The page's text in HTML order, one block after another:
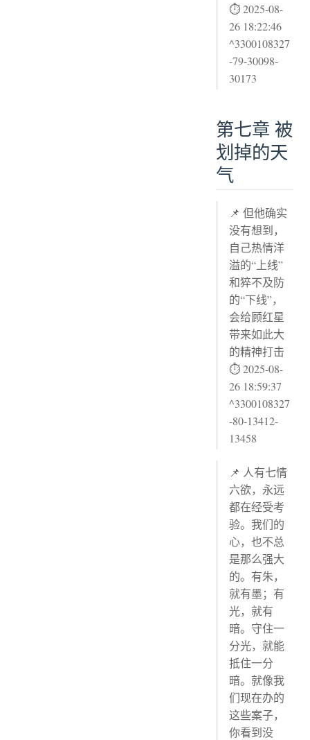
⏱ 2025-08-
26 18:22:46
^3300108327
-79-30098-
30173
第七章 被
划掉的天
气
📌 但他确实
没有想到，
自己热情洋
溢的“上线”
和猝不及防
的“下线”，
会给顾红星
带来如此大
的精神打击
⏱ 2025-08-
26 18:59:37
^3300108327
-80-13412-
13458
📌 人有七情
六欲，永远
都在经受考
验。我们的
心，也不总
是那么强大
的。有朱，
就有墨；有
光，就有
暗。守住一
分光，就能
抵住一分
暗。就像我
们现在办的
这些案子，
你看到没